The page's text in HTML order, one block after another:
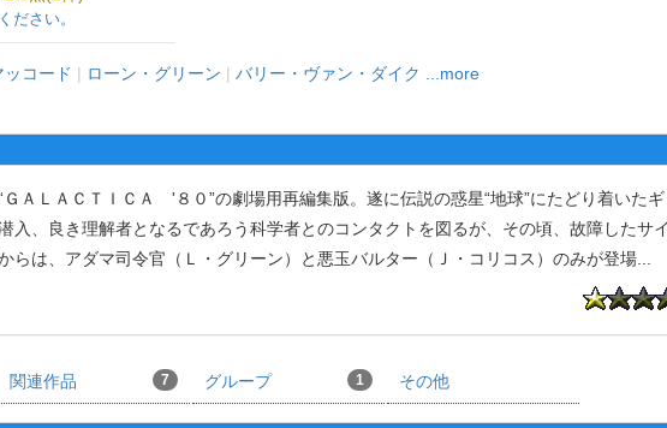
ださい。
コード | ローン・グリーン | バリー・ヴァン・ダイク ...more
ＡＬＡＣＴＩＣＡ '８０”の劇場用再編集版。遂に伝説の惑星“地球”にたどり着いた
入、良き理解者となるであろう科学者とのコンタクトを図るが、その頃、故障したサ
は、アダマ司令官（Ｌ・グリーン）と悪玉バルター（Ｊ・コリコス）のみが登場
関連作品 7 グループ 1 その他